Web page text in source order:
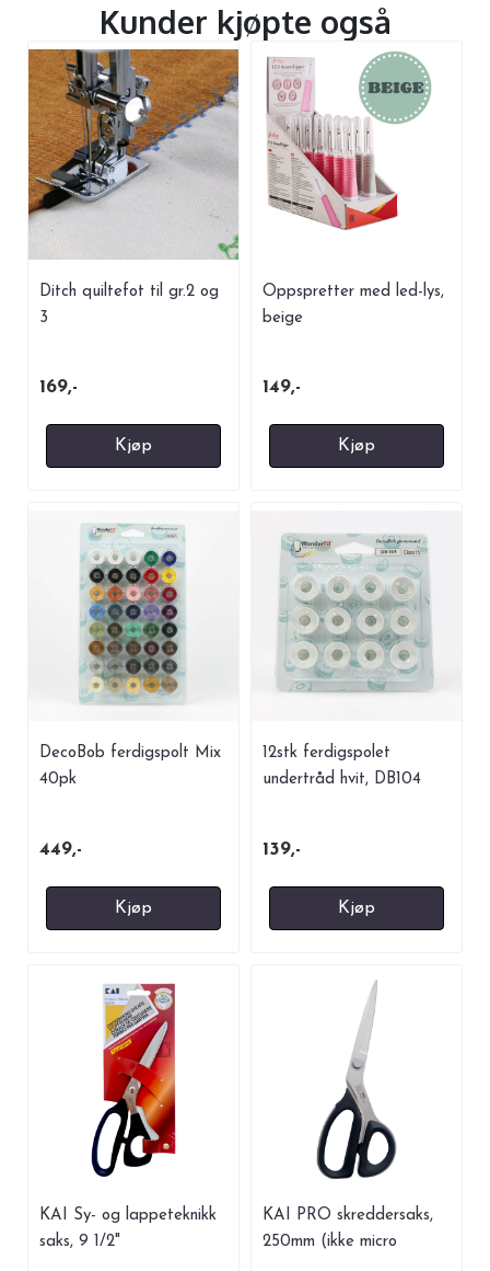
Kunder kjøpte også
Ditch quiltefot til gr.2 og
3
169,-
Kjøp
Oppspretter med led-lys,
beige
149,-
Kjøp
DecoBob ferdigspolt Mix
40pk
449,-
Kjøp
12stk ferdigspolet
undertråd hvit, DB104
139,-
Kjøp
KAI Sy- og lappeteknikk
saks, 9 1/2"
KAI PRO skreddersaks,
250mm (ikke micro